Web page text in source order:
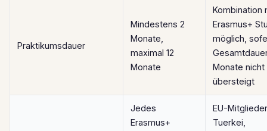
Praktikumsdauer
Mindestens 2
Monate,
maximal 12
Monate
Kombination
Erasmus+
möglich,
Monate nicht
übersteigt
Jedes
Erasmus+
EU-
Tuerkei,